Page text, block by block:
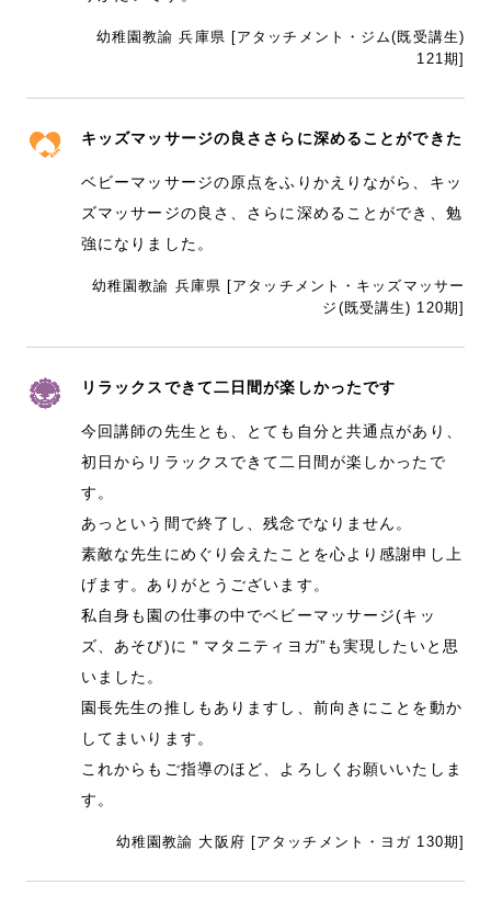
幼稚園教諭 兵庫県 [アタッチメント・ジム(既受講生)
121期]
キッズマッサージの良ささらに深めることができた
ベビーマッサージの原点をふりかえりながら、キッ
ズマッサージの良さ、さらに深めることができ、勉
強になりました。
幼稚園教諭 兵庫県 [アタッチメント・キッズマッサー
ジ(既受講生) 120期]
リラックスできて二日間が楽しかったです
今回講師の先生とも、とても自分と共通点があり、
初日からリラックスできて二日間が楽しかったで
す。
あっという間で終了し、残念でなりません。
素敵な先生にめぐり会えたことを心より感謝申し上
げます。ありがとうございます。
私自身も園の仕事の中でベビーマッサージ(キッ
ズ、あそび)に＂マタニティヨガ”も実現したいと思
いました。
園長先生の推しもありますし、前向きにことを動か
してまいります。
これからもご指導のほど、よろしくお願いいたしま
す。
幼稚園教諭 大阪府 [アタッチメント・ヨガ 130期]